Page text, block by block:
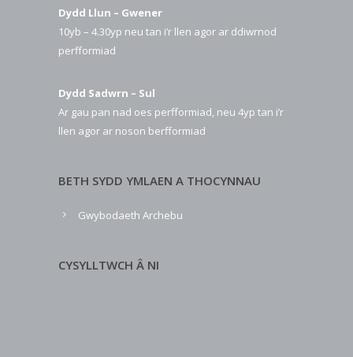
Dydd Llun – Gwener
10yb – 4.30yp neu tan i’r llen agor ar ddiwrnod
perfformiad
Dydd Sadwrn – Sul
Ar gau pan nad oes perfformiad, neu 4yp tan i’r
llen agor ar noson berfformiad
BETH SYDD YMLAEN A THOCYNNAU
Gwybodaeth Archebu
CYSYLLTWCH Â NI